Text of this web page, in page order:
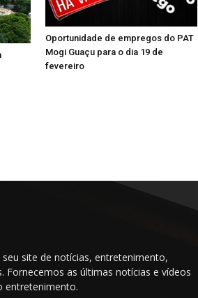
Oportunidade de empregos do PAT
Mogi Guaçu para o dia 19 de
fevereiro
site de notícias, entretenimento,
Fornecemos as últimas notícias e vídeos
entretenimento.